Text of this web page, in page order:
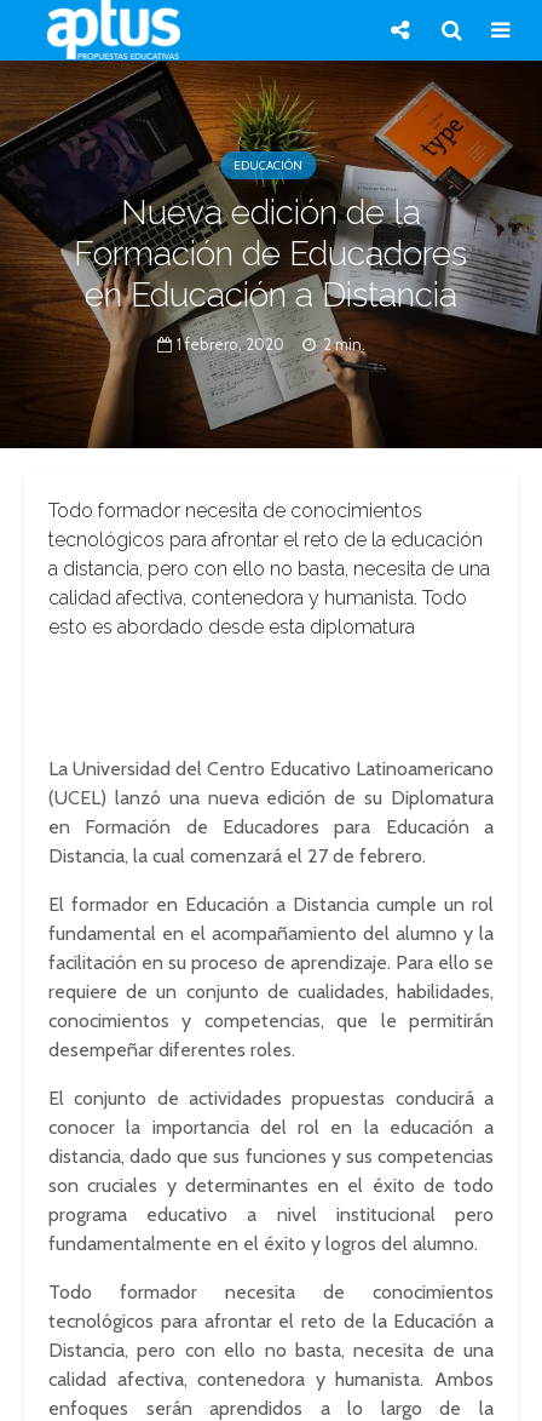
EDUCACIÓN
Nueva edición de la
Formación de Educadores
en Educación a Distancia
1 febrero, 2020 2 min.
Todo formador necesita de conocimientos
tecnológicos para afrontar el reto de la educación
a distancia, pero con ello no basta, necesita de una
calidad afectiva, contenedora y humanista. Todo
esto es abordado desde esta diplomatura
La Universidad del Centro Educativo Latinoamericano
(UCEL) lanzó una nueva edición de su Diplomatura
en Formación de Educadores para Educación a
Distancia, la cual comenzará el 27 de febrero.
El formador en Educación a Distancia cumple un rol
fundamental en el acompañamiento del alumno y la
facilitación en su proceso de aprendizaje. Para ello se
requiere de un conjunto de cualidades, habilidades,
conocimientos y competencias, que le permitirán
desempeñar diferentes roles.
El conjunto de actividades propuestas conducirá a
conocer la importancia del rol en la educación a
distancia, dado que sus funciones y sus competencias
son cruciales y determinantes en el éxito de todo
programa educativo a nivel institucional pero
fundamentalmente en el éxito y logros del alumno.
Todo formador necesita de conocimientos
tecnológicos para afrontar el reto de la Educación a
Distancia, pero con ello no basta, necesita de una
calidad afectiva, contenedora y humanista. Ambos
enfoques serán aprendidos a lo largo de la